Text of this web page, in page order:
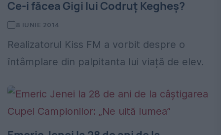
Ce-i făcea Gigi lui Codruț Kegheș?
8 IUNIE 2014
Realizatorul Kiss FM a vorbit despre o
întâmplare din palpitanta lui viață de elev.